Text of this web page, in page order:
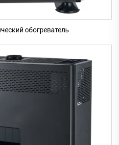
обогреватель